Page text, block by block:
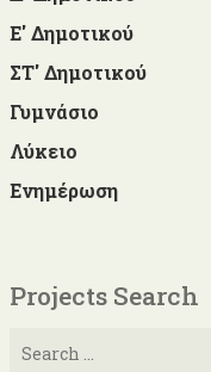
Ε' Δημοτικού
ΣΤ' Δημοτικού
Γυμνάσιο
Λύκειο
Ενημέρωση
Projects Search
Αναζήτηση